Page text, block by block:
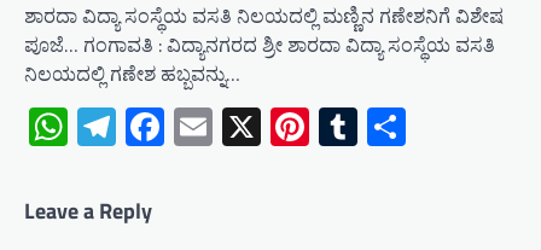
ಶಾರದಾ ವಿದ್ಯಾ ಸಂಸ್ಥೆಯ ವಸತಿ ನಿಲಯದಲ್ಲಿ ಮಣ್ಣಿನ ಗಣೇಶನಿಗೆ ವಿಶೇಷ
ಪೂಜೆ… ಗಂಗಾವತಿ : ವಿದ್ಯಾನಗರದ ಶ್ರೀ ಶಾರದಾ ವಿದ್ಯಾ ಸಂಸ್ಥೆಯ ವಸತಿ
ನಿಲಯದಲ್ಲಿ ಗಣೇಶ ಹಬ್ಬವನ್ನು…
WhatsApp
Telegram
Facebook
Email
X Pinterest
Tumblr
Leave a Reply